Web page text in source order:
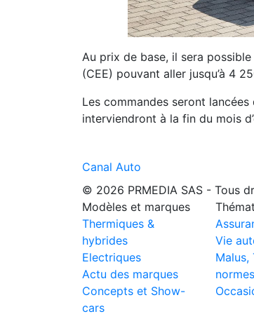
Au prix de base, il sera
(CEE) pouvant aller jusqu’à 4
Les commandes seront
interviendront à la fin du mois
Canal Auto
© 2026 PRMEDIA SAS - Tous
Modèles et marques
Thermiques &
hybrides
Electriques
Actu des marques
Concepts et Show-
cars
Vie
Malus,
normes